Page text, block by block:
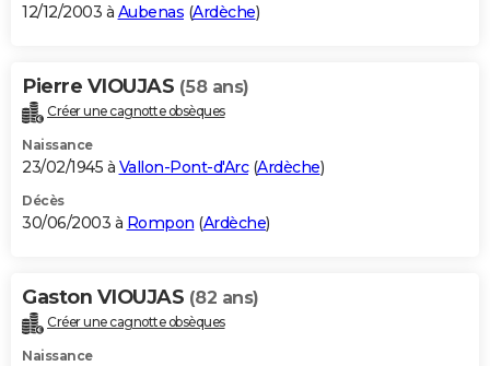
12/12/2003 à Aubenas (Ardèche)
Pierre VIOUJAS (58 ans)
Créer une cagnotte obsèques
Naissance
23/02/1945 à Vallon-Pont-d'Arc(Ardèche)
Décès
30/06/2003 à Rompon (Ardèche)
Gaston VIOUJAS (82 ans)
Créer une cagnotte obsèques
Naissance